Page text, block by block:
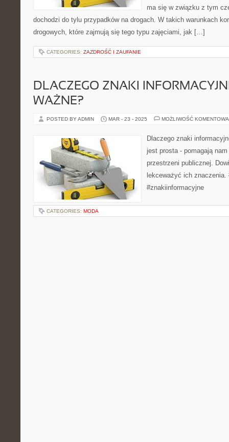
ma się w związku z tym
dochodzi do tylu przypadków na drogach. W takich warunkach
drogowych, które zajmują się tego typu zajęciami, jak […]
CATEGORIES: ZAZDROŚĆ I ZAUFANIE
DLACZEGO ZNAKI
WAŻNE?
POSTED BY ADMIN MAR - 23 - 2025 MOŻLIWOŚĆ
Dlaczego znaki
jest prosta - pomagają
przestrzeni publicznej.
lekceważyć ich znaczenia.
#znakiinformacyjne
CATEGORIES: MODA